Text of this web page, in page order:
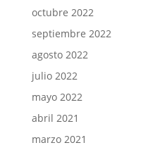
octubre 2022
septiembre 2022
agosto 2022
julio 2022
mayo 2022
abril 2021
marzo 2021